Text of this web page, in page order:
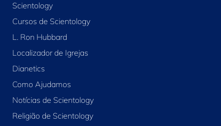
Scientology
Cursos de Scientology
L. Ron Hubbard
Localizador de Igrejas
Dianetics
Como Ajudamos
Notícias de Scientology
Religião de Scientology